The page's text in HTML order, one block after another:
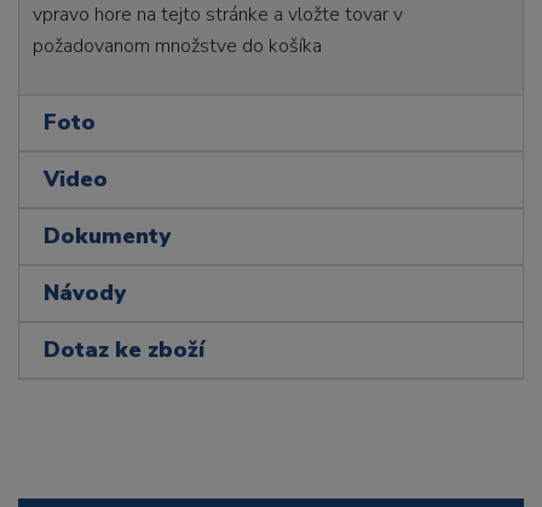
vpravo hore na tejto stránke a vložte tovar v
požadovanom množstve do košíka
Foto
Video
Dokumenty
Návody
Dotaz ke zboží